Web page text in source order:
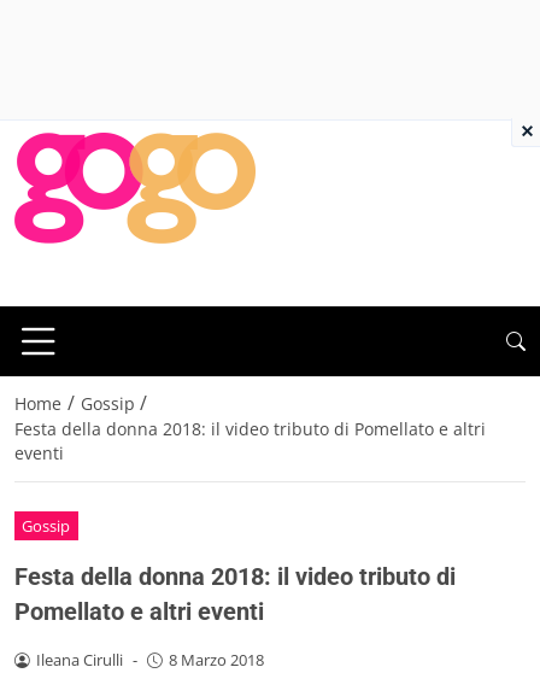
Home / Gossip /
Festa della donna 2018: il video tributo di Pomellato e altri
eventi
Gossip
Festa della donna 2018: il video tributo di
Pomellato e altri eventi
Ileana Cirulli - 8 Marzo 2018
×